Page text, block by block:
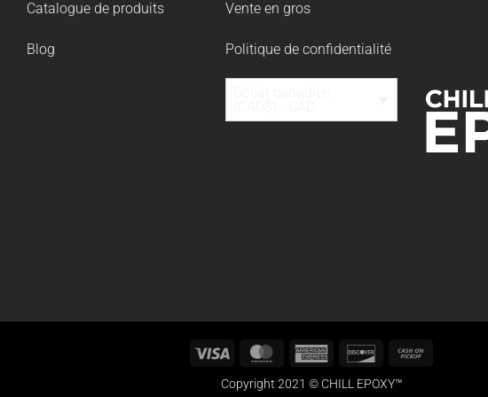
Catalogue de produits
Blog
Vente en gros
Politique de confidentialité
Visa MasterCardAmerican
Discover
Copyright 2021 © CHILL EPOXY™